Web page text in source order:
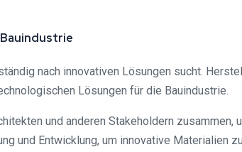
nach innovativen Lösungen sucht.
Lösungen für die Bauindustrie.
und anderen Stakeholdern
und Entwicklung, um innovative Materialien